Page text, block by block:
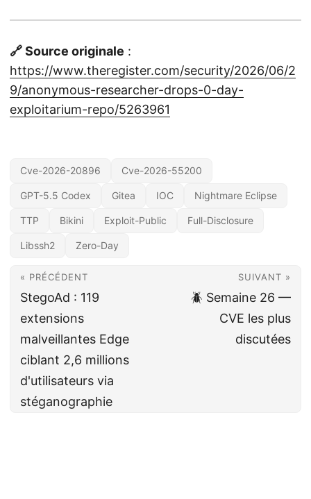
🔗 Source originale :
https://www.theregister.com/security/2026/06/2
9/anonymous-researcher-drops-0-day-
exploitarium-repo/5263961
Cve-2026-20896 Cve-2026-55200
GPT-5.5 Codex Gitea IOC Nightmare Eclipse
TTP Bikini Exploit-Public Full-Disclosure
Libssh2 Zero-Day
« PRÉCÉDENT
StegoAd : 119
extensions
malveillantes Edge
ciblant 2,6 millions
d'utilisateurs via
stéganographie
SUIVANT »
🪲 Semaine 26 —
CVE les plus
discutées